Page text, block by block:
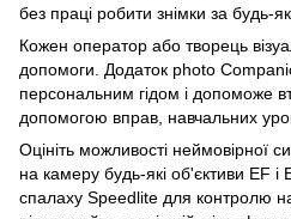
без праці робити знімки за будь-
Кожен оператор або творець
допомоги. Додаток photo
персональним гідом і допоможе
допомогою вправ, навчальних
Оцініть можливості неймовірної
на камеру будь-які об'єктиви EF і
спалаху Speedlite для контролю